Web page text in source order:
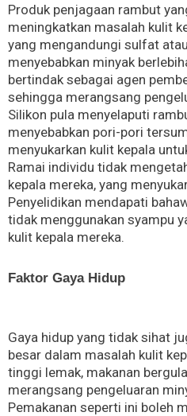
Produk penjagaan rambut
meningkatkan masalah kulit
yang mengandungi sulfat
menyebabkan minyak
bertindak sebagai agen
sehingga merangsang
Silikon pula menyelaputi
menyebabkan pori-pori
menyukarkan kulit kepala
Ramai individu tidak
kepala mereka, yang
Penyelidikan mendapati
tidak menggunakan syampu
kulit kepala mereka.
Faktor Gaya Hidup
Gaya hidup yang tidak sihat
besar dalam masalah kulit
tinggi lemak, makanan
merangsang pengeluaran
Pemakanan seperti ini boleh